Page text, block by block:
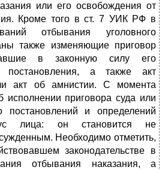
или его освобождения от
Кроме того в ст. 7 УИК РФ в
отбывания уголовного
также изменяющие приговор
в законную силу его
постановления, а также акт
акт об амнистии. С момента
исполнении приговора суда или
постановлений и определений
лица: он становится не
Необходимо отметить,
законодательстве в
отбывания наказания, а